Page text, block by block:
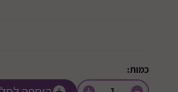
כמות: